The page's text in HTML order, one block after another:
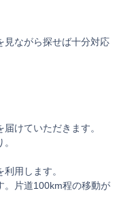
見ながら探せば十分対応
けていただきます。
用します。
。片道100km程の移動が